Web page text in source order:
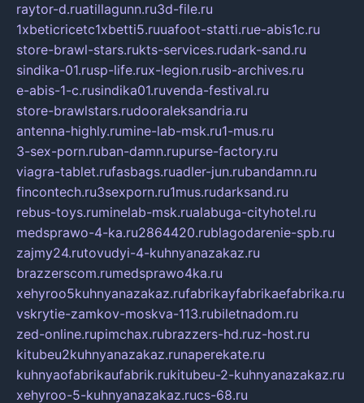
raytor-d.ruatillagunn.ru3d-file.ru
1xbeticricetc1xbetti5.ruuafoot-statti.rue-abis1c.ru
store-brawl-stars.rukts-services.rudark-sand.ru
sindika-01.rusp-life.rux-legion.rusib-archives.ru
e-abis-1-c.rusindika01.ruvenda-festival.ru
store-brawlstars.rudooraleksandria.ru
antenna-highly.rumine-lab-msk.ru1-mus.ru
3-sex-porn.ruban-damn.rupurse-factory.ru
viagra-tablet.rufasbags.ruadler-jun.rubandamn.ru
fincontech.ru3sexporn.ru1mus.rudarksand.ru
rebus-toys.ruminelab-msk.rualabuga-cityhotel.ru
medsprawo-4-ka.ru2864420.rublagodarenie-spb.ru
zajmy24.rutovudyi-4-kuhnyanazakaz.ru
brazzerscom.rumedsprawo4ka.ru
xehyroo5kuhnyanazakaz.rufabrikayfabrikaefabrika.ru
vskrytie-zamkov-moskva-113.rubiletnadom.ru
zed-online.rupimchax.rubrazzers-hd.ruz-host.ru
kitubeu2kuhnyanazakaz.runaperekate.ru
kuhnyaofabrikaufabrik.rukitubeu-2-kuhnyanazakaz.ru
xehyroo-5-kuhnyanazakaz.rucs-68.ru